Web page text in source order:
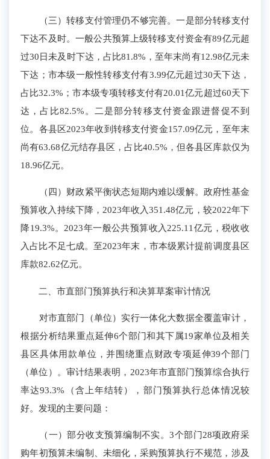
（三）转移支付管理仍不够完善。一是部分转移支付
下达不及时。一般公共预算 上级转移支付资金有89亿元超
过30日未及时下达，占比81.8%，至年末尚有1 2.98亿元未
下达； 市本级一般性转移支付有3.99亿元超过30天下达，
占比32.3%；市本级专项转移支付有20.01亿元超过60天下
达，占比82.5%。二是部分转移支付资金跟进督促不到
位。各县区2023年收到转移支付资金1 57.09亿元 ，至年末
尚有63.68亿元结存县区，占比40.5%，但各县区库款仅为
18.96亿元。
（四）财政紧平衡状态短期内难以缓解。政府性基金
预算收入持续下降，2023年收入351.48亿元 ， 较2022年下
降19.3%。2023年一般公共预算收入225.11亿元，税收收
入占比不足七成。至2023年末， 市本级累计提前调度县区
库款82.62亿元。
二、市直部门预算执行和决算草案审计情况
对市直部门（单位）实行一体化大数据全覆盖审计，
根据分析结果重点延伸6个部门和其下属19家单位及相关
县区具体用款单位 ，并围绕重点财政专项延伸39个部门
（单位 ） 。审计结果表明，2023年市直部门预算综合执行
率达93.3% （含上年结转）
，部门预算执行总体情况较
好。发现的主要问题：
（一）部分收支预算编制不实。3个部门28项政府采
购年初预算未编制、未细化，采购预算执行不规范，涉及